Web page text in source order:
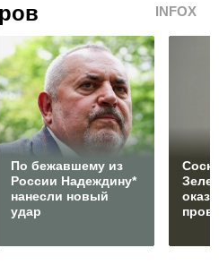
INFOX
По бежавшему из
России Надеждину*
нанесли новый
удар